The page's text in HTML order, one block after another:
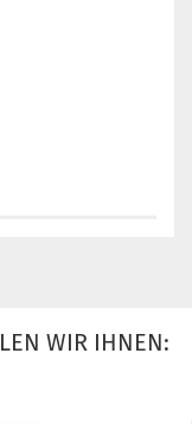
WIR IHNEN: